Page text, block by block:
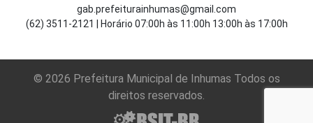
gab.prefeiturainhumas@gmail.com
(62) 3511-2121 | Horário 07:00h às 11:00h 13:00h às 17:00h
© 2026 Prefeitura Municipal de Inhumas Todos os
direitos reservados.